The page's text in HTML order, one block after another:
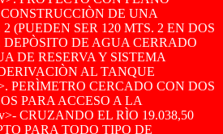
DE UNA
(PUEDEN SER 120 MTS. 2 EN DOS
DE AGUA CERRADO
DE RESERVA Y SISTEMA
AL TANQUE
PERÌMETRO CERCADO CON DOS
PARA ACCESO A LA
CRUZANDO EL RÌO 19.038,50
PARA TODO TIPO DE